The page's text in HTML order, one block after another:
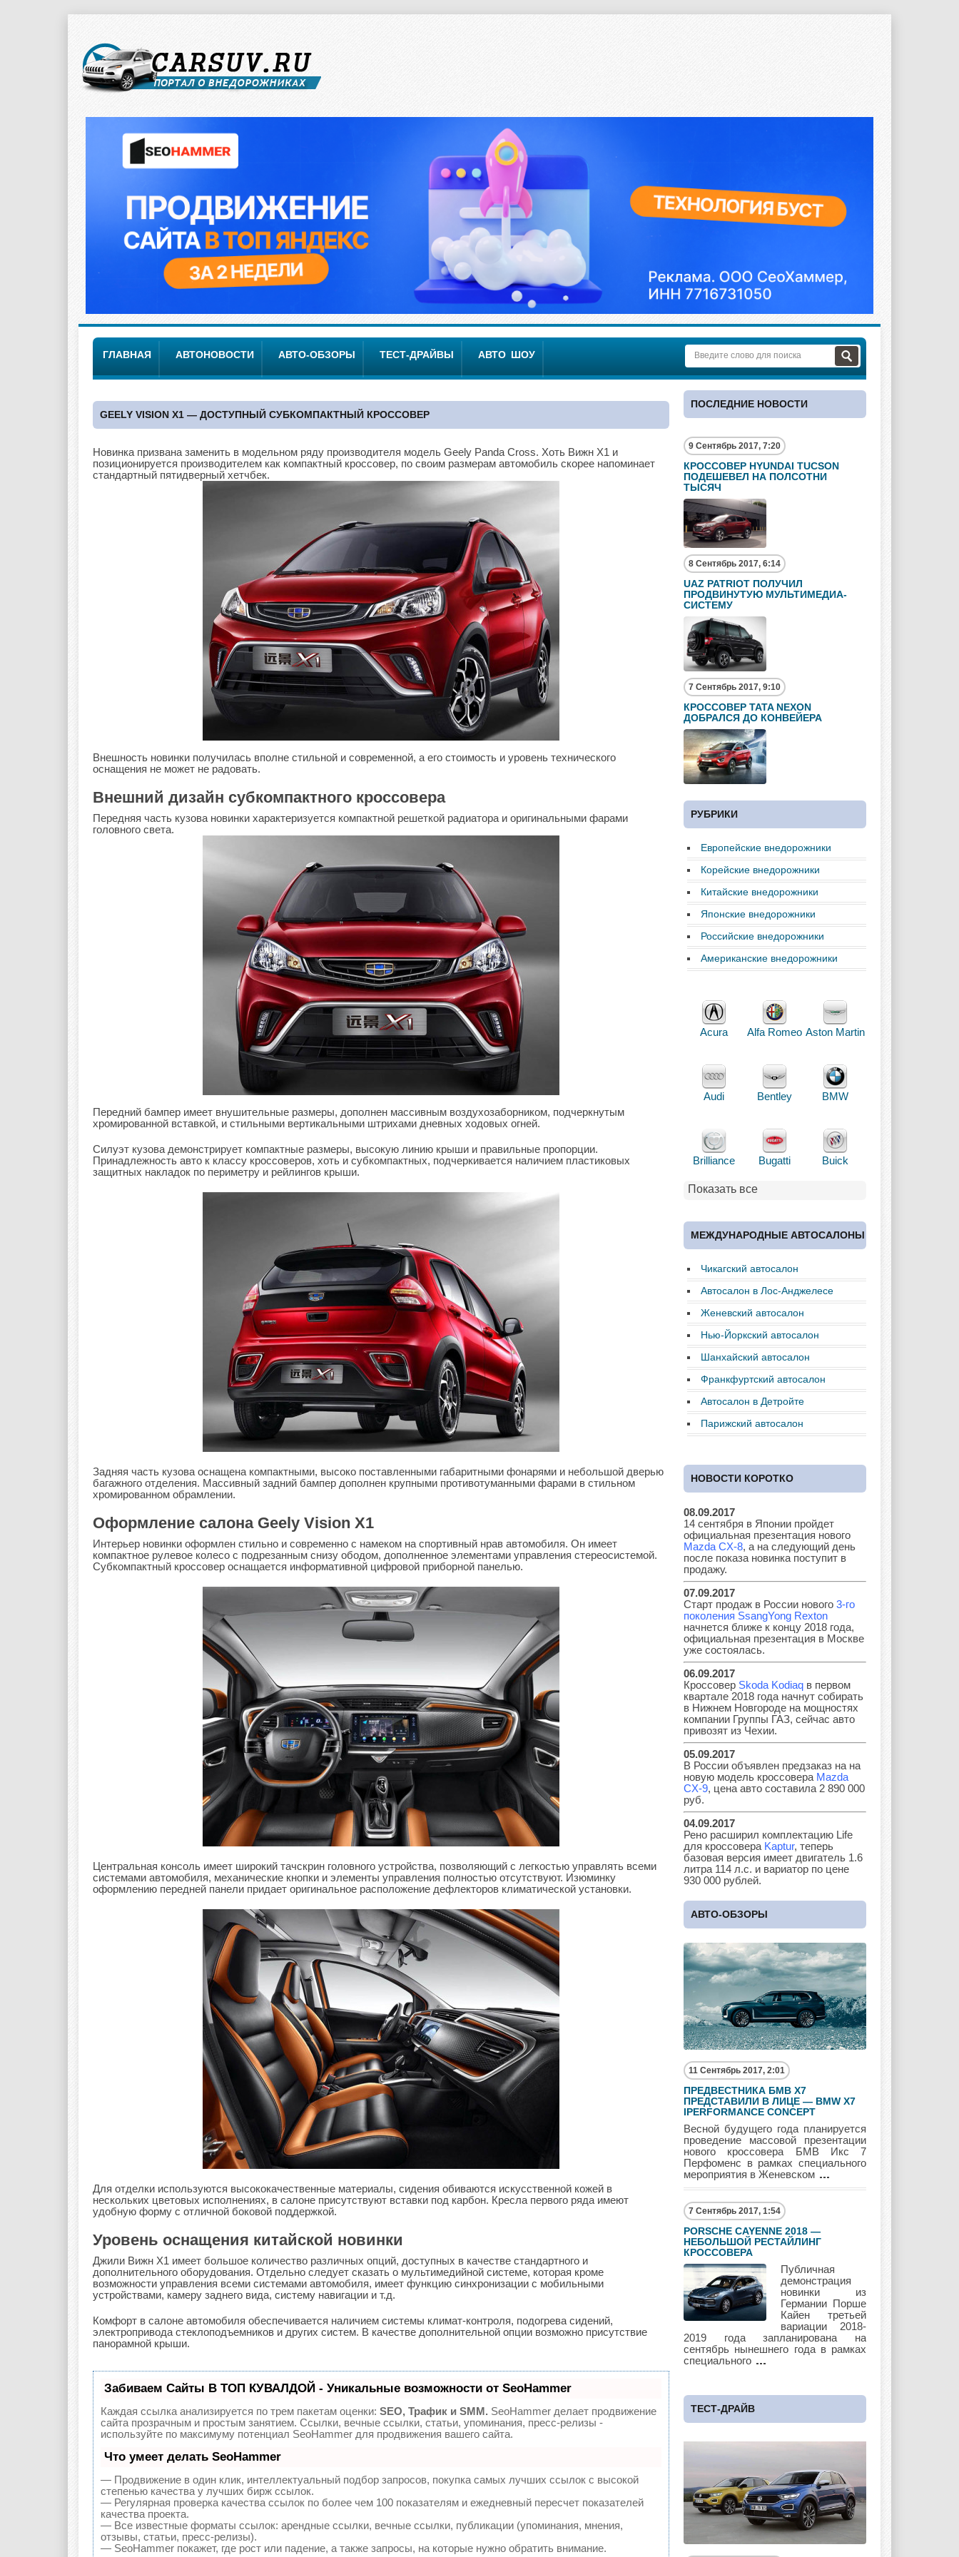
ГЛАВНАЯ АВТОНОВОСТИ АВТО-ОБЗОРЫ ТЕСТ-ДРАЙВЫ АВТО ШОУ
GEELY VISION X1 — ДОСТУПНЫЙ СУБКОМПАКТНЫЙ КРОССОВЕР
Новинка призвана заменить в модельном ряду производителя модель Geely Panda Cross. Хоть Вижн Х1 и
позиционируется производителем как компактный кроссовер, по своим размерам автомобиль скорее напоминает
стандартный пятидверный хетчбек.
Внешность новинки получилась вполне стильной и современной, а его стоимость и уровень технического
оснащения не может не радовать.
Внешний дизайн субкомпактного кроссовера
Передняя часть кузова новинки характеризуется компактной решеткой радиатора и оригинальными фарами
головного света.
Передний бампер имеет внушительные размеры, дополнен массивным воздухозаборником, подчеркнутым
хромированной вставкой, и стильными вертикальными штрихами дневных ходовых огней.
Силуэт кузова демонстрирует компактные размеры, высокую линию крыши и правильные пропорции.
Принадлежность авто к классу кроссоверов, хоть и субкомпактных, подчеркивается наличием пластиковых
защитных накладок по периметру и рейлингов крыши.
Задняя часть кузова оснащена компактными, высоко поставленными габаритными фонарями и небольшой дверью
багажного отделения. Массивный задний бампер дополнен крупными противотуманными фарами в стильном
хромированном обрамлении.
Оформление салона Geely Vision X1
Интерьер новинки оформлен стильно и современно с намеком на спортивный нрав автомобиля. Он имеет
компактное рулевое колесо с подрезанным снизу ободом, дополненное элементами управления стереосистемой.
Субкомпактный кроссовер оснащается информативной цифровой приборной панелью.
Центральная консоль имеет широкий тачскрин головного устройства, позволяющий с легкостью управлять всеми
системами автомобиля, механические кнопки и элементы управления полностью отсутствуют. Изюминку
оформлению передней панели придает оригинальное расположение дефлекторов климатической установки.
Для отделки используются высококачественные материалы, сидения обиваются искусственной кожей в
нескольких цветовых исполнениях, в салоне присутствуют вставки под карбон. Кресла первого ряда имеют
удобную форму с отличной боковой поддержкой.
Уровень оснащения китайской новинки
Джили Вижн Х1 имеет большое количество различных опций, доступных в качестве стандартного и
дополнительного оборудования. Отдельно следует сказать о мультимедийной системе, которая кроме
возможности управления всеми системами автомобиля, имеет функцию синхронизации с мобильными
устройствами, камеру заднего вида, систему навигации и т.д.
Комфорт в салоне автомобиля обеспечивается наличием системы климат-контроля, подогрева сидений,
электропривода стеклоподъемников и других систем. В качестве дополнительной опции возможно присутствие
панорамной крыши.
Забиваем Сайты В ТОП КУВАЛДОЙ - Уникальные возможности от SeoHammer
Каждая ссылка анализируется по трем пакетам оценки: SEO, Трафик и SMM. SeoHammer делает продвижение
сайта прозрачным и простым занятием. Ссылки, вечные ссылки, статьи, упоминания, пресс-релизы -
используйте по максимуму потенциал SeoHammer для продвижения вашего сайта.
Что умеет делать SeoHammer
— Продвижение в один клик, интеллектуальный подбор запросов, покупка самых лучших ссылок с высокой
степенью качества у лучших бирж ссылок.
— Регулярная проверка качества ссылок по более чем 100 показателям и ежедневный пересчет показателей
качества проекта.
— Все известные форматы ссылок: арендные ссылки, вечные ссылки, публикации (упоминания, мнения,
отзывы, статьи, пресс-релизы).
— SeoHammer покажет, где рост или падение, а также запросы, на которые нужно обратить внимание.
ПОСЛЕДНИЕ НОВОСТИ
9 Сентябрь 2017, 7:20
КРОССОВЕР HYUNDAI TUCSON
ПОДЕШЕВЕЛ НА ПОЛСОТНИ
ТЫСЯЧ
8 Сентябрь 2017, 6:14
UAZ PATRIOT ПОЛУЧИЛ
ПРОДВИНУТУЮ МУЛЬТИМЕДИА-
СИСТЕМУ
7 Сентябрь 2017, 9:10
КРОССОВЕР TATA NEXON
ДОБРАЛСЯ ДО КОНВЕЙЕРА
РУБРИКИ
Европейские внедорожники
Корейские внедорожники
Китайские внедорожники
Японские внедорожники
Российские внедорожники
Американские внедорожники
Acura Alfa Romeo Aston Martin
Audi Bentley BMW
Brilliance Bugatti Buick
Cadillac Chery Chevrolet
Chrysler Citroen Dacia
Daewoo Dodge
Ferrari Fiat Ford
Great Wall GAC
Geely Holden Honda
Hyundai Infiniti JAC
Jaguar
Lada Lamborghini
Land Rover
Lotus Lincoln Maserati
Maybach Mazda Mercedes
Mini Mitsubishi
Nissan Opel
Peugeot
Renault Rolls Royce Rover
Saab
Skoda Ssang Yong Subaru
Vauxhall Volkswagen Volvo
Zotye
Показать все
МЕЖДУНАРОДНЫЕ АВТОСАЛОНЫ
Чикагский автосалон
Автосалон в Лос-Анджелесе
Женевский автосалон
Нью-Йоркский автосалон
Шанхайский автосалон
Франкфуртский автосалон
Автосалон в Детройте
Парижский автосалон
НОВОСТИ КОРОТКО
08.09.2017
14 сентября в Японии пройдет
официальная презентация нового
Mazda CX-8, а на следующий день
после показа новинка поступит в
продажу.
07.09.2017
Старт продаж в России нового 3-го
поколения SsangYong Rexton
начнется ближе к концу 2018 года,
официальная презентация в Москве
уже состоялась.
06.09.2017
Кроссовер Skoda Kodiaq в первом
квартале 2018 года начнут собирать
в Нижнем Новгороде на мощностях
компании Группы ГАЗ, сейчас авто
привозят из Чехии.
05.09.2017
В России объявлен предзаказ на на
новую модель кроссовера Mazda
CX-9, цена авто составила 2 890 000
руб.
04.09.2017
Рено расширил комплектацию Life
для кроссовера Kaptur, теперь
базовая версия имеет двигатель 1.6
литра 114 л.с. и вариатор по цене
930 000 рублей.
АВТО-ОБЗОРЫ
11 Сентябрь 2017, 2:01
ПРЕДВЕСТНИКА БМВ Х7
ПРЕДСТАВИЛИ В ЛИЦЕ — BMW X7
IPERFORMANCE CONCEPT
Весной будущего года планируется
проведение массовой презентации
нового кроссовера БМВ Икс 7
Перфоменс в рамках специального
мероприятия в Женевском
7 Сентябрь 2017, 1:54
PORSCHE CAYENNE 2018 —
НЕБОЛЬШОЙ РЕСТАЙЛИНГ
КРОССОВЕРА
Публичная
демонстрация
новинки из
Германии Порше
Кайен третьей
вариации 2018-
2019 года запланирована на
сентябрь нынешнего года в рамках
специального
ТЕСТ-ДРАЙВ